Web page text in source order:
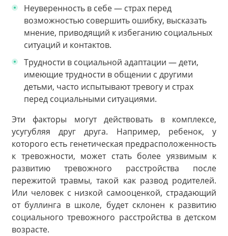
Неуверенность в себе — страх перед
возможностью совершить ошибку, высказать
мнение, приводящий к избеганию социальных
ситуаций и контактов.
Трудности в социальной адаптации — дети,
имеющие трудности в общении с другими
детьми, часто испытывают тревогу и страх
перед социальными ситуациями.
Эти факторы могут действовать в комплексе,
усугубляя друг друга. Например, ребенок, у
которого есть генетическая предрасположенность
к тревожности, может стать более уязвимым к
развитию тревожного расстройства после
пережитой травмы, такой как развод родителей.
Или человек с низкой самооценкой, страдающий
от буллинга в школе, будет склонен к развитию
социального тревожного расстройства в детском
возрасте.